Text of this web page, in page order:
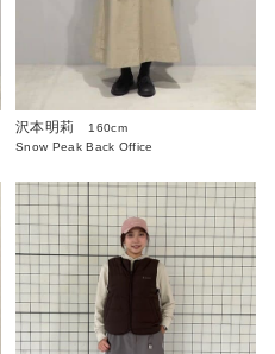
沢本明莉
160cm
Snow Peak Back Office